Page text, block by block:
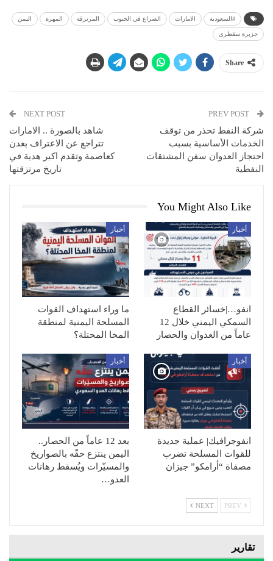
#السعودية الامارات الصراع في الجنوب المرتزقة المهرة اليمن
جزيرة سقطرى
Share
شركة النفط تحذر من توقف
الخدمات الأساسية بسبب
احتجاز العدوان سفن المشتقات
النفطية
NEXT POST
شاهد بالصورة .. الامارات
تتراجع عن الاعتراف بعدن
كعاصمة وتقدم اكبر هدية في
تاريخ مرتزقتها
You Might Also Like
أخبار
انفو…|خسائر القطاع
السمكي اليمني خلال 12
عاماً من العدوان والحصار
أخبار
ما وراء استهداف القوات
المسلحة اليمنية لمنطقة
المخا المحتلة؟
أخبار
انفوجرافيك| عملية جديدة
للقوات المسلحة تضرب
مصفاة “أرامكو” جيزان
أخبار
بعد 12 عاماً من الحصار..
اليمن ينتزع حقّه بالصواريخ
والمسيّرات ويُسقط رهانات
العدو…
NEXT
تقارير